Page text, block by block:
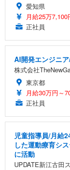
愛知県
月給25万7,100
正社員
AI開発エンジニ
株式会社
東京都
月給30万円～
正社員
児童指導員/月給
した運動療育シ
に活動
UPDATE新江古田